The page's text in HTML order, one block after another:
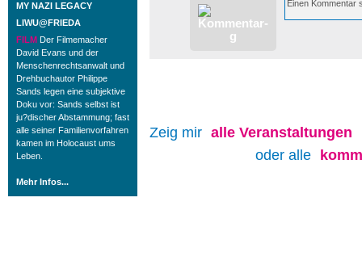
MY NAZI LEGACY
LIWU@FRIEDA
FILM Der Filmemacher
David Evans und der
Menschenrechtsanwalt und
Drehbuchautor Philippe
Sands legen eine subjektive
Doku vor: Sands selbst ist
ju?discher Abstammung; fast
alle seiner Familienvorfahren
kamen im Holocaust ums
Leben.
Mehr Infos...
Zeig mir alle Veranstaltungen
oder alle